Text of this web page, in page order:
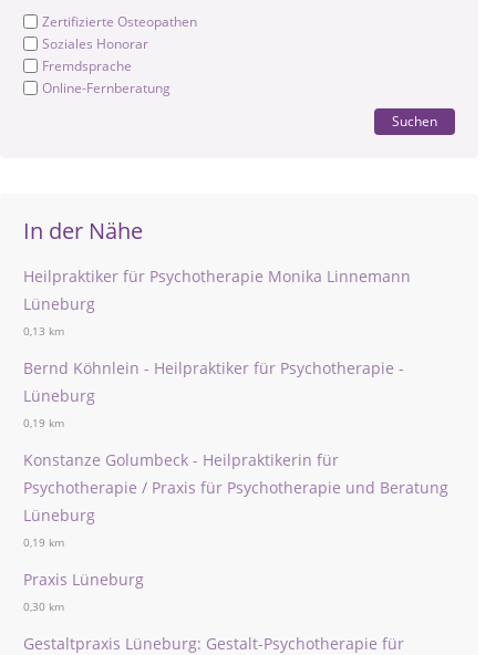
Zertifizierte Osteopathen
Soziales Honorar
Fremdsprache
Online-Fernberatung
Suchen
In der Nähe
Heilpraktiker für Psychotherapie Monika Linnemann
Lüneburg
0,13 km
Bernd Köhnlein - Heilpraktiker für Psychotherapie -
Lüneburg
0,19 km
Konstanze Golumbeck - Heilpraktikerin für
Psychotherapie / Praxis für Psychotherapie und Beratung
Lüneburg
0,19 km
Praxis Lüneburg
0,30 km
Gestaltpraxis Lüneburg: Gestalt-Psychotherapie für